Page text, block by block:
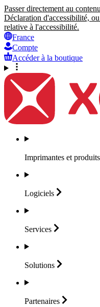
Passer directement au
Déclaration d'accessibilité,
relative à l'accessibilité.
France
Compte
Accéder à la boutique
Imprimantes et produits
Logiciels
Services
Solutions
Partenaires